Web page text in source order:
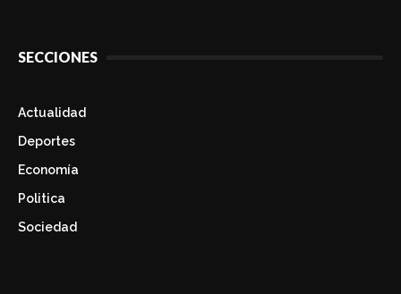
SECCIONES
Actualidad
Deportes
Economía
Politica
Sociedad